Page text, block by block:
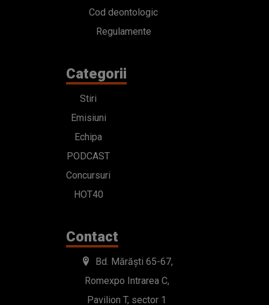
Cod deontologic
Regulamente
Categorii
Stiri
Emisiuni
Echipa
PODCAST
Concursuri
HOT40
Contact
Bd. Mărăști 65-67,
Romexpo Intrarea C,
Pavilion T, sector 1